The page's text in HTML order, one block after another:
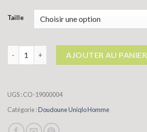
Taille
AJOUTER AU PANIER
UGS :CO-19000004
Catégorie :Doudoune Uniqlo Homme